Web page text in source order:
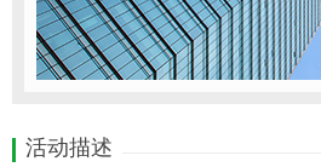
活动描述